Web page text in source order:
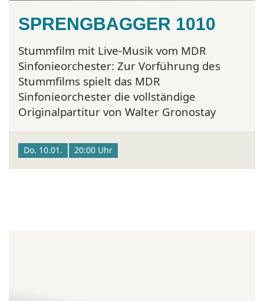
SPRENGBAGGER 1010
Stummfilm mit Live-Musik vom MDR
Sinfonieorchester: Zur Vorführung des
Stummfilms spielt das MDR
Sinfonieorchester die vollständige
Originalpartitur von Walter Gronostay
Do. 10.01. 20:00 Uhr